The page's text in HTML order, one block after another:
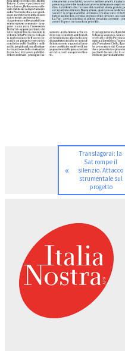
«
Translagorai: la
Sat rompe il
silenzio. Attacco
strumentale sul
progetto